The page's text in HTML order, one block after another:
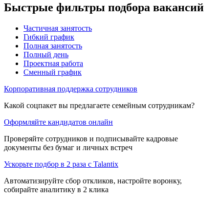
Быстрые фильтры подбора вакансий
Частичная занятость
Гибкий график
Полная занятость
Полный день
Проектная работа
Сменный график
Корпоративная поддержка сотрудников
Какой соцпакет вы предлагаете семейным сотрудникам?
Оформляйте кандидатов онлайн
Проверяйте сотрудников и подписывайте кадровые
документы без бумаг и личных встреч
Ускорьте подбор в 2 раза с Talantix
Автоматизируйте сбор откликов, настройте воронку,
собирайте аналитику в 2 клика